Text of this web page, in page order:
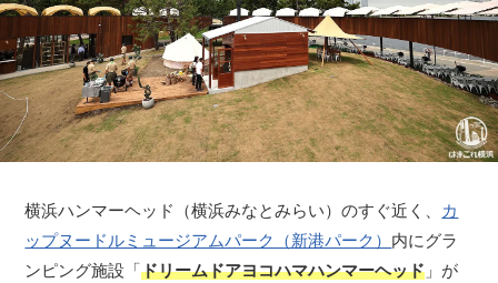
横浜ハンマーヘッド（横浜みなとみらい）のすぐ近く、 カ
ップヌードルミュージアムパーク（新港パーク） 内にグラ
ンピング施設「ドリームドアヨコハマハンマーヘッド 」が